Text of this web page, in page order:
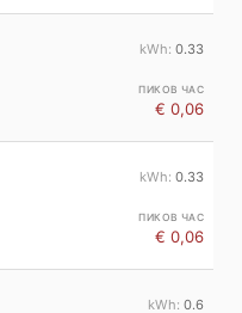
0.33
€ 0,06
0.33
€ 0,06
0.6